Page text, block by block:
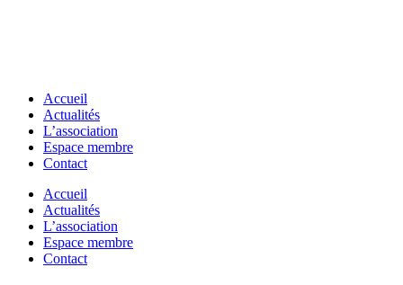
Accueil
Actualités
L’association
Espace membre
Contact
Accueil
Actualités
L’association
Espace membre
Contact